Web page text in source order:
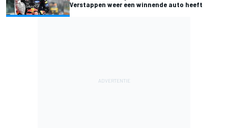
Verstappen weer een winnende auto heeft